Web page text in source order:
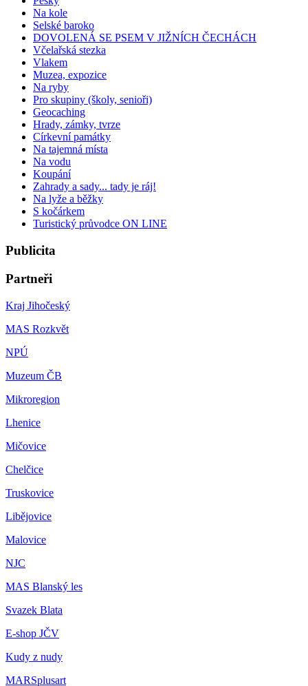
Na kole
Selské baroko
DOVOLENÁ SE PSEM V JIŽNÍCH ČECHÁCH
Včelařská stezka
Vlakem
Muzea, expozice
Na ryby
Pro skupiny (školy, senioři)
Geocaching
Hrady, zámky, tvrze
Církevní památky
Na tajemná místa
Na vodu
Koupání
Zahrady a sady... tady je ráj!
Na lyže a běžky
S kočárkem
Turistický průvodce ON LINE
Publicita
Partneři
Kraj Jihočeský
MAS Rozkvět
NPÚ
Muzeum ČB
Mikroregion
Lhenice
Mičovice
Chelčice
Truskovice
Libějovice
Malovice
NJC
MAS Blanský les
Svazek Blata
E-shop JČV
Kudy z nudy
MARSplusart